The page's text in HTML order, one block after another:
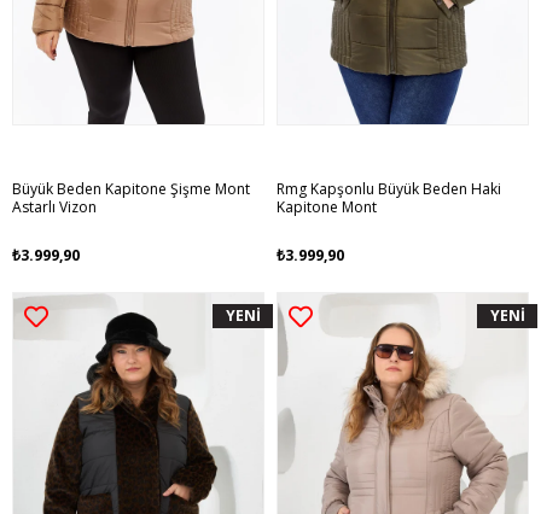
Büyük Beden Kapitone Şişme Mont
Astarlı Vizon
₺3.999,90
Rmg Kapşonlu Büyük Beden Haki
Kapitone Mont
₺3.999,90
YENİ YENİ